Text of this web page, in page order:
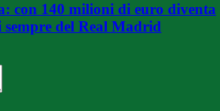
con 140 milioni di euro diventa
del Real Madrid